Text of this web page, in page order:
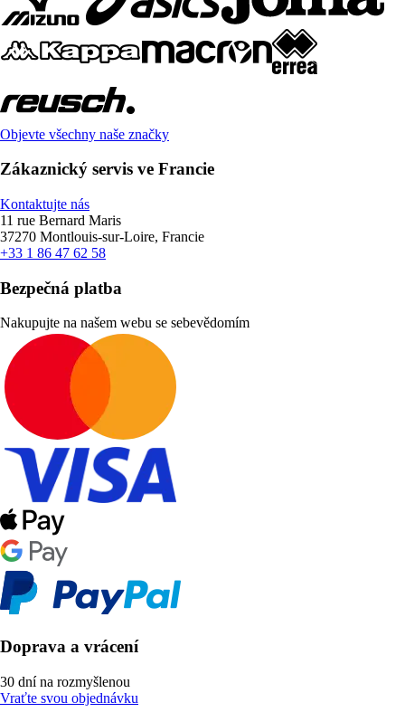
Objevte všechny naše značky
Zákaznický servis ve Francie
Kontaktujte nás
11 rue Bernard Maris
37270 Montlouis-sur-Loire, Francie
+33 1 86 47 62 58
Bezpečná platba
Nakupujte na našem webu se sebevědomím
Doprava a vrácení
30 dní na rozmyšlenou
Vraťte svou objednávku